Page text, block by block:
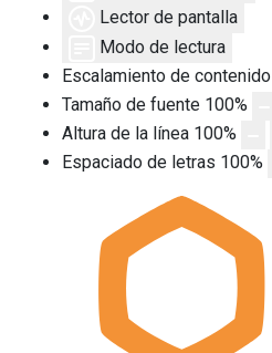
Lector de pantalla
Modo de lectura
Escalamiento de contenido
Tamaño de fuente 100%
Altura de la línea 100%
Espaciado de letras 100%